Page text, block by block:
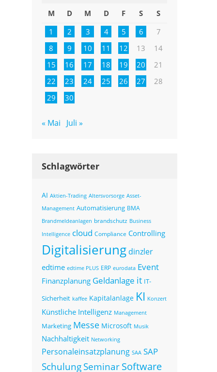
M D M D F S
S
1
2 3 4 5 6
7
8
9 10 11 12 13
14
15
16 17 18 19 20
21
22
23 24 25 26 27
28
29
30
« Mai Juli »
Schlagwörter
AI Aktien-Trading Altersvorsorge Asset-
Management Automatisierung BMA
Brandmeldeanlagen brandschutz Business
Intelligence cloud Compliance Controlling
Digitalisierung dinzler
edtime edtime PLUS ERP eurodata Event
Finanzplanung Geldanlage it IT-
Sicherheit kaffee Kapitalanlage KI Konzert
Künstliche Intelligenz Management
Marketing Messe Microsoft Musik
Nachhaltigkeit Networking
Personaleinsatzplanung SAA SAP
SchulungSeminarSoftware